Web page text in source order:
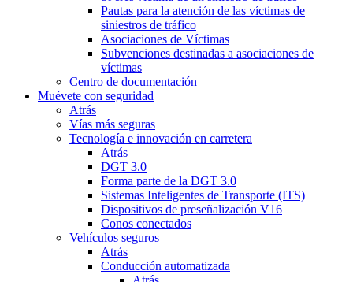
Pautas para la atención de las víctimas de
siniestros de tráfico
Asociaciones de Víctimas
Subvenciones destinadas a asociaciones de
víctimas
Centro de documentación
Muévete con seguridad
Atrás
Vías más seguras
Tecnología e innovación en carretera
Atrás
DGT 3.0
Forma parte de la DGT 3.0
Sistemas Inteligentes de Transporte (ITS)
Dispositivos de preseñalización V16
Conos conectados
Vehículos seguros
Atrás
Conducción automatizada